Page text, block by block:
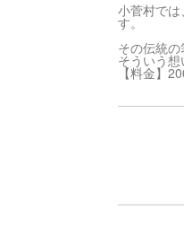
小菅村で
す。
その伝統
そういう
【料金】